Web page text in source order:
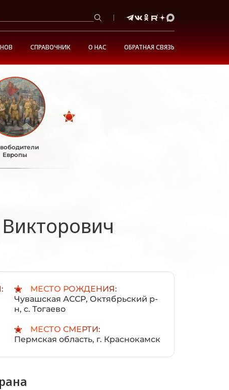
СПРАВОЧНИК О НАС ОБРАТНАЯ СВЯЗЬ
Европы
МЕСТО РОЖДЕНИЯ:
Чувашская АССР, Октябрьский р-
н, с. Тогаево
МЕСТО СМЕРТИ:
Пермская область, г. Краснокамск